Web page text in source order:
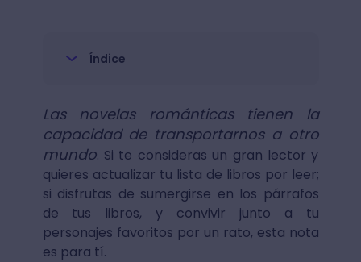
Índice
Las novelas románticas tienen la
capacidad de transportarnos a otro
mundo. Si te consideras un gran lector y
quieres actualizar tu lista de libros por leer;
si disfrutas de sumergirse en los párrafos
de tus libros, y convivir junto a tu
personajes favoritos por un rato, esta nota
es para tí.